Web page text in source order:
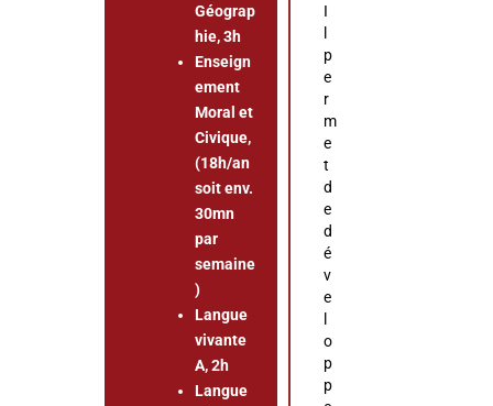
Géograp
hie, 3h
Enseign
ement
Moral et
Civique,
(18h/an
soit env.
30mn
par
semaine
)
Langue
vivante
A, 2h
Langue
I
p
e
r
m
e
t
d
e
d
é
v
e
o
p
p